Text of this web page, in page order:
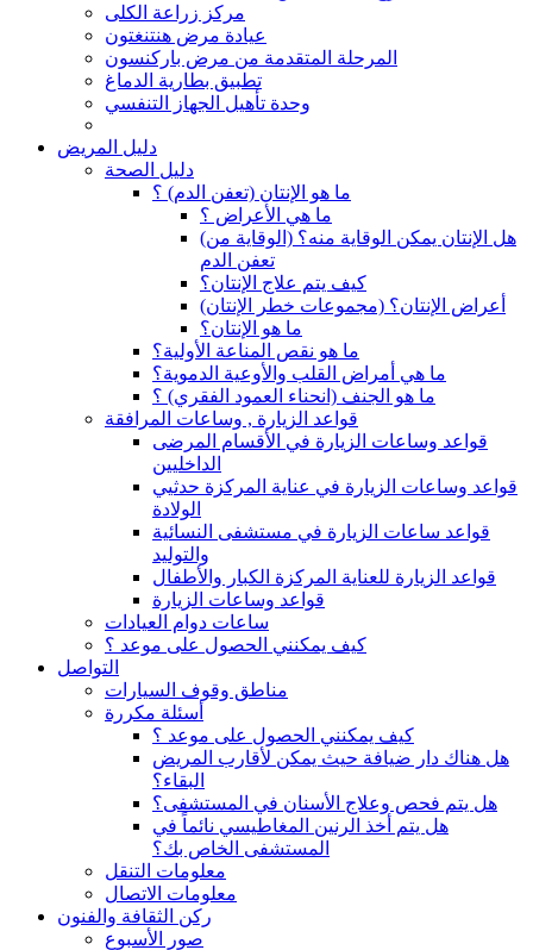
مركز زراعة الكلى
عيادة مرض هنتنغتون
المرحلة المتقدمة من مرض باركنسون
تطبيق بطارية الدماغ
وحدة تأهيل الجهاز التنفسي
دليل المريض
دليل الصحة
ما هو الإنتان (تعفن الدم) ؟
ما هي الأعراض ؟
(هل الإنتان يمكن الوقاية منه؟ (الوقاية من
تعفن الدم
كيف يتم علاج الإنتان؟
(أعراض الإنتان؟ (مجموعات خطر الإنتان
ما هو الإنتان؟
ما هو نقص المناعة الأولية؟
ما هي أمراض القلب والأوعية الدموية؟
ما هو الجنف (انحناء العمود الفقري) ؟
قواعد الزيارة , وساعات المرافقة
قواعد وساعات الزيارة في الأقسام المرضى
الداخليين
قواعد وساعات الزيارة في عناية المركزة حدثيي
الولادة
قواعد ساعات الزيارة في مستشفى النسائية
والتوليد
قواعد الزيارة للعناية المركزة الكبار والأطفال
قواعد وساعات الزيارة
ساعات دوام العيادات
كيف يمكنني الحصول على موعد ؟
التواصل
مناطق وقوف السيارات
أسئلة مكررة
كيف يمكنني الحصول على موعد ؟
هل هناك دار ضيافة حيث يمكن لأقارب المريض
البقاء؟
هل يتم فحص وعلاج الأسنان في المستشفى؟
هل يتم أخذ الرنين المغاطيسي نائماً في
المستشفى الخاص بك؟
معلومات التنقل
معلومات الاتصال
ركن الثقافة والفنون
صور الأسبوع